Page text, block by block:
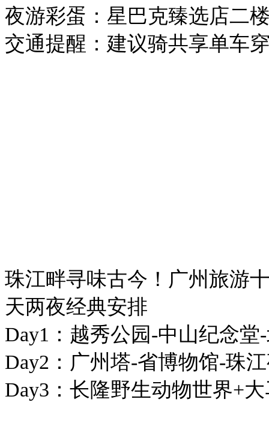
夜游彩蛋：星巴克臻选店二
交通提醒：建议骑共享单车
珠江畔寻味古今！广州旅游
天两夜经典安排
Day1：越秀公园-中山纪念
Day2：广州塔-省博物馆-珠
Day3：长隆野生动物世界+